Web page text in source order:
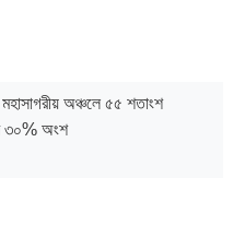
অঞ্চলে ৫৫ শতাংশ
৩০% অংশ